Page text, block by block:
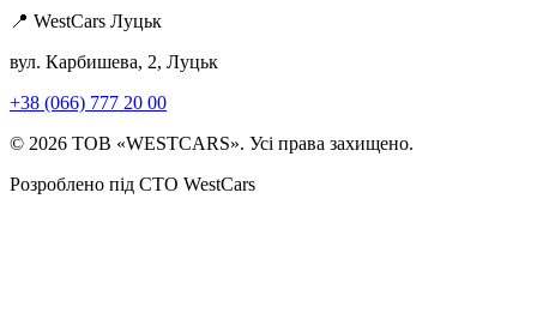
📍 WestCars Луцьк
вул. Карбишева, 2, Луцьк
+38 (066) 777 20 00
© 2026 ТОВ «WESTCARS». Усі права захищено.
Розроблено під СТО WestCars